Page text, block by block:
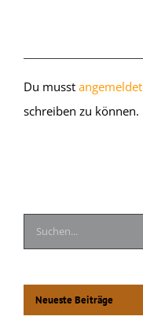
Du musst angemeldet
schreiben zu können.
Suche
nach:
Neueste Beiträge